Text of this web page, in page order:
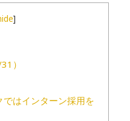
]
）
はインターン採用を